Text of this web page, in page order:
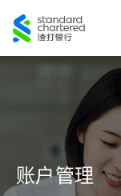
渣
打
中
账户管理